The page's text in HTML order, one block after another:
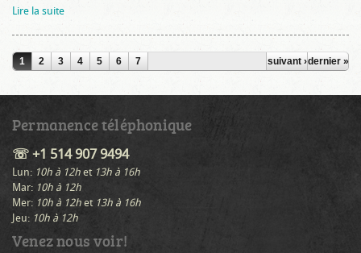
Lire la suite
Pages
1 2 3 4 5 6 7 suivant ›dernier »
Permanence téléphonique
☏ +1 514 907 9494
Lun: 10h à 12h et 13h à 16h
Mar: 10h à 12h
Mer: 10h à 12h et 13h à 16h
Jeu: 10h à 12h
Venez nous voir!